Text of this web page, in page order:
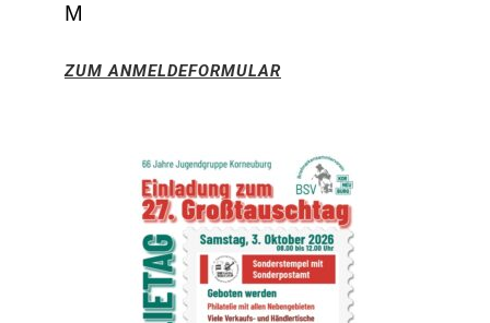
M
ZUM ANMELDEFORMULAR